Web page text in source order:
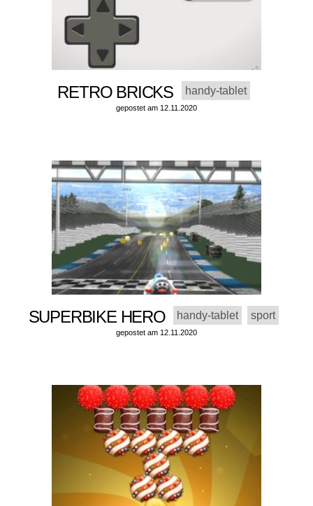
RETRO BRICKS handy-tablet
gepostet am 12.11.2020
SUPERBIKE HERO handy-tablet sport
gepostet am 12.11.2020